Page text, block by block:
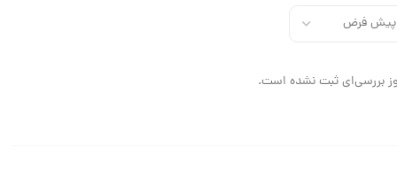
بررسی‌ای ثبت نشده است.